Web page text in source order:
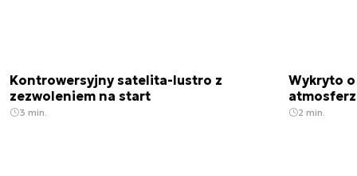
Kontrowersyjny satelita-lustro z
zezwoleniem na start
3 min.
Wykryto
2 min.